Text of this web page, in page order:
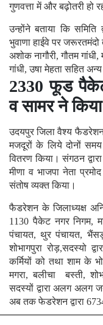
गुणवत्ता में और बढ़ोतरी हो
उन्होंने बताया कि समिति
भुवाणा हाईवे पर
अशोक नागौरी, गौतम
गांधी, उषा मेहता सहित
2330 फूड
व सामर ने
उदयपुर जिला वैश्य फैडरेशन
मजदूरों के लिये दोनों
वितरण किया। संगठन
मीणा व भाजपा नेता
संतोष व्यक्त किया।
फैडरेशन के जिलाध्यक्ष
1130 पैकेट नगर निगम,
पंचायत, थुर पंचायत,
शोभागपुरा रोड़,सदस्यो
कर्मियों को तथा शाम के
मगरा, बलीचा बस्ती,
सदस्यों द्वारा अलग अलग
अब तक फेडरेशन द्वारा